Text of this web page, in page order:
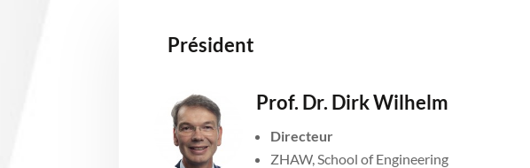
Président
Prof. Dr. Dirk Wilhelm
Directeur
ZHAW, School of Engineering